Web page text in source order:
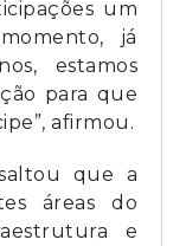
um
já
estamos
para que
afirmou.
que a
áreas do
e